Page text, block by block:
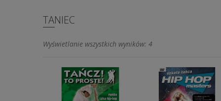
TANIEC
Wyświetlanie wszystkich wyników: 4Posortowane